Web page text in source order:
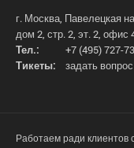
г. Москва, Павелецкая
дом 2, стр. 2, эт. 2, офис
Тел.:
+7 (495) 727-
Тикеты:
задать вопрос
Работаем ради клиентов